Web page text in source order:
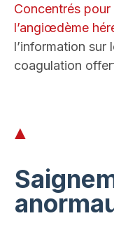
Concentrés pour
l’angiœdème
l’information
coagulation